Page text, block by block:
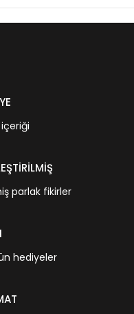
parlak fikirler
hediyeler